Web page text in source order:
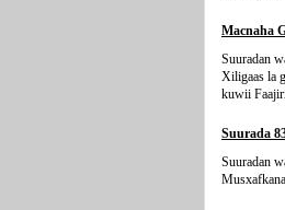
Macnaha
Suuradan
Xiligaas la
kuwii
Suurada
Suuradan